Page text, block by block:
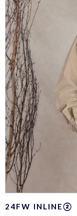
24FW INLINE②